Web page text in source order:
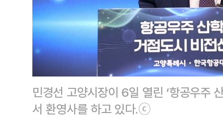
민경선 고양시장이 6일 열린 ‘항공우주
서 환영사를 하고 있다.ⓒ